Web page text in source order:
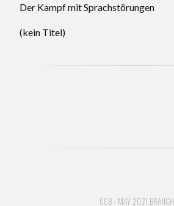
Der Kampf mit Sprachstörungen
(kein Titel)
CCB - MAY 2021 BRANCH